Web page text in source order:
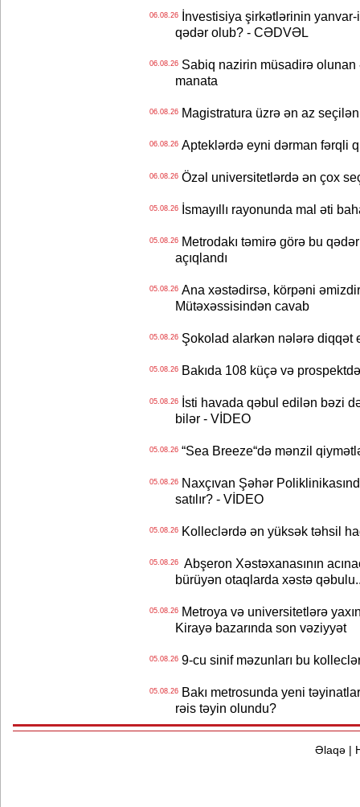
06.08.26İnvestisiya şirkətlərinin yanvar-
qədər olub? - CƏDVƏL
06.08.26Sabiq nazirin müsadirə olunan
manata
06.08.26Magistratura üzrə ən az
06.08.26Apteklərdə eyni dərman fərqli
06.08.26Özəl universitetlərdə ən çox
05.08.26İsmayıllı rayonunda mal əti
05.08.26Metrodakı təmirə görə bu
açıqlandı
05.08.26Ana xəstədirsə, körpəni
Mütəxəssisindən cavab
05.08.26Şokolad alarkən nələrə diqqət
05.08.26Bakıda 108 küçə və
05.08.26İsti havada qəbul edilən bəzi
bilər - VİDEO
05.08.26“Sea Breeze“də mənzil
05.08.26Naxçıvan Şəhər
satılır? - VİDEO
05.08.26Kolleclərdə ən yüksək təhsil
05.08.26Abşeron Xəstəxanasının
bürüyən otaqlarda xəstə
05.08.26Metroya və universitetlərə
Kirayə bazarında son vəziyyət
05.08.269-cu sinif məzunları bu
05.08.26Bakı metrosunda yeni
rəis təyin olundu?
Əlaqə|